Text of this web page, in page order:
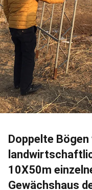
Doppelte
10X50m
Gewächshaus